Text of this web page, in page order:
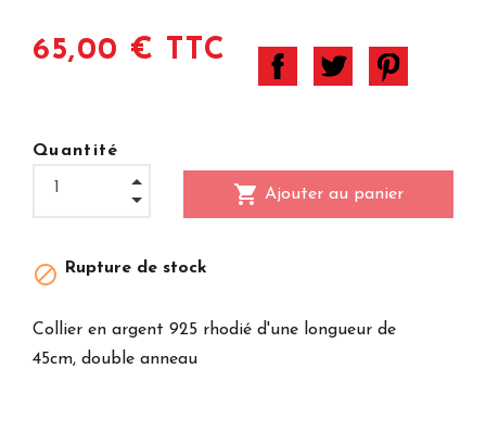
65,00 € TTC
Quantité
shopping_cart Ajouter au panier
 Rupture de stock
Collier en argent 925 rhodié d'une longueur de
45cm, double anneau